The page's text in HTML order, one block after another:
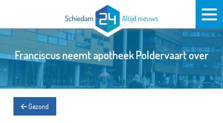
Franciscus neemt apotheek Poldervaart over
Gezond